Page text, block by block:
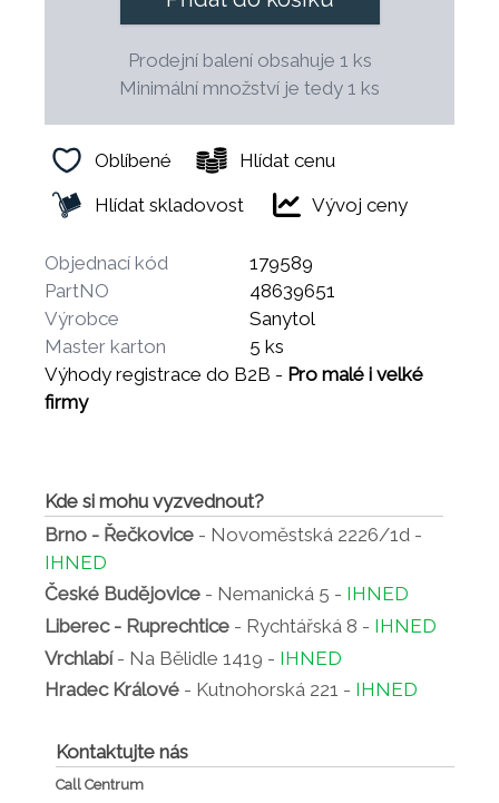
Prodejní balení obsahuje 1 ks
Minimální množství je tedy 1 ks
Oblíbené
Hlídat cenu
Hlídat skladovost
Vývoj ceny
Objednací kód
179589
PartNO
48639651
Výrobce
Sanytol
Master karton
5 ks
Výhody registrace do B2B - Pro malé i velké
firmy
Kde si mohu vyzvednout?
Brno - Řečkovice - Novoměstská 2226/1d -
IHNED
České Budějovice - Nemanická 5 - IHNED
Liberec - Ruprechtice - Rychtářská 8 - IHNED
Vrchlabí- Na Bělidle 1419 - IHNED
Hradec Králové - Kutnohorská 221 - IHNED
Kontaktujte nás
Call Centrum